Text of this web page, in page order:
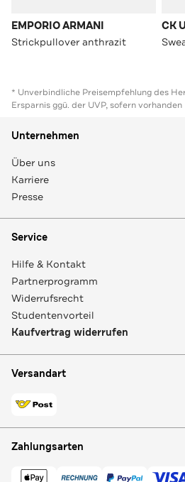
EMPORIO ARMANI
Strickpullover anthrazit
CK
* Unverbindliche Preisempfehlung des
Ersparnis ggü. der UVP, sofern vorhanden
Unternehmen
Über uns
Karriere
Presse
Service
Hilfe & Kontakt
Partnerprogramm
Widerrufsrecht
Studentenvorteil
Kaufvertrag widerrufen
Versandart
Zahlungsarten